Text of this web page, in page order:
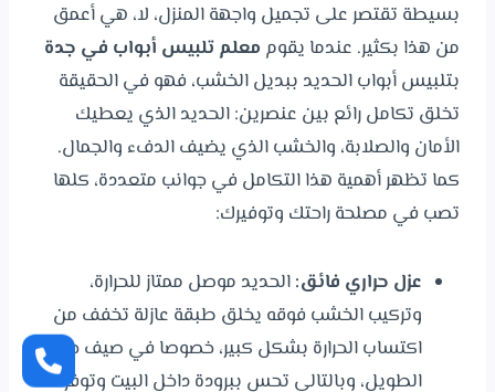
بسيطة تقتصر على تجميل واجهة المنزل، لا، هي أعمق
من هذا بكثير. عندما يقوم معلم تلبيس أبواب في جدة
بتلبيس أبواب الحديد ببديل الخشب، فهو في الحقيقة
تخلق تكامل رائع بين عنصرين: الحديد الذي يعطيك
الأمان والصلابة، والخشب الذي يضيف الدفء والجمال.
كما تظهر أهمية هذا التكامل في جوانب متعددة، كلها
تصب في مصلحة راحتك وتوفيرك:
عزل حراري فائق:الحديد موصل ممتاز للحرارة،
وتركيب الخشب فوقه يخلق طبقة عازلة تخفف من
اكتساب الحرارة بشكل كبير، خصوصا في صيف جدة
الطويل، وبالتالي تحس ببرودة داخل البيت وتوفر